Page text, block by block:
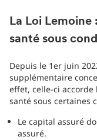
La Loi
santé sous
Depuis le 1er juin
supplémentaire
effet, celle-ci
santé sous certaines
Le capital assuré
assuré.